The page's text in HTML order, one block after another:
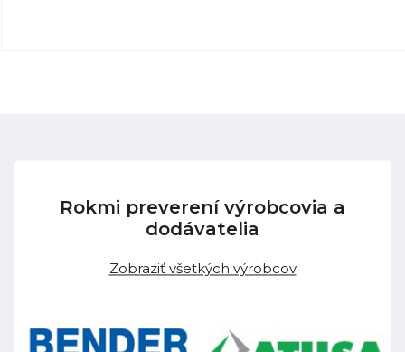
Rokmi preverení výrobcovia a
dodávatelia
Zobraziť všetkých výrobcov